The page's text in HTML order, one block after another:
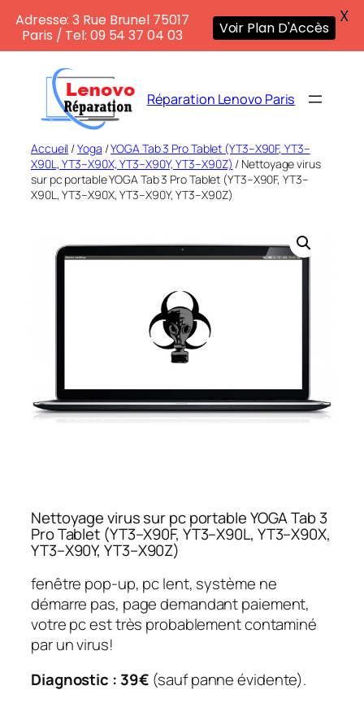
contenu
Réparation Lenovo Paris
Accueil /Yoga /YOGA Tab 3 Pro Tablet (YT3–X90F, YT3–
X90L, YT3–X90X, YT3–X90Y, YT3–X90Z) / Nettoyage virus
sur pc portable YOGA Tab 3 Pro Tablet (YT3–X90F, YT3–
X90L, YT3–X90X, YT3–X90Y, YT3–X90Z)
Nettoyage virus sur pc portable YOGA Tab 3
Pro Tablet (YT3–X90F, YT3–X90L, YT3–X90X,
YT3–X90Y, YT3–X90Z)
fenêtre pop-up, pc lent, système ne
démarre pas, page demandant paiement,
votre pc est très probablement contaminé
par un virus!
Diagnostic : 39€ (sauf panne évidente).
Adresse: 3 Rue Brunel 75017
Paris / Tel: 09 54 37 04 03
Voir Plan D'Accès
X